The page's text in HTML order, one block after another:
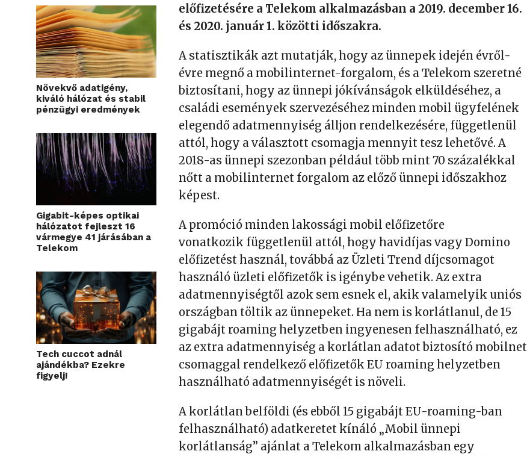
Növekvő adatigény,
kiváló hálózat és stabil
pénzügyi eredmények
Gigabit-képes optikai
hálózatot fejleszt 16
vármegye 41 járásában a
Telekom
Tech cuccot adnál
ajándékba? Ezekre
figyelj!
előfizetésére a Telekom alkalmazásban a 2019. december 16.
és 2020. január 1. közötti időszakra.
A statisztikák azt mutatják, hogy az ünnepek idején évről-
évre megnő a mobilinternet-forgalom, és a Telekom szeretné
biztosítani, hogy az ünnepi jókívánságok elküldéséhez, a
családi események szervezéséhez minden mobil ügyfelének
elegendő adatmennyiség álljon rendelkezésére, függetlenül
attól, hogy a választott csomagja mennyit tesz lehetővé. A
2018-as ünnepi szezonban például több mint 70 százalékkal
nőtt a mobilinternet forgalom az előző ünnepi időszakhoz
képest.
A promóció minden lakossági mobil előfizetőre
vonatkozik függetlenül attól, hogy havidíjas vagy Domino
előfizetést használ, továbbá az Üzleti Trend díjcsomagot
használó üzleti előfizetők is igénybe vehetik. Az extra
adatmennyiségtől azok sem esnek el, akik valamelyik uniós
országban töltik az ünnepeket. Ha nem is korlátlanul, de 15
gigabájt roaming helyzetben ingyenesen felhasználható, ez
az extra adatmennyiség a korlátlan adatot biztosító mobilnet
csomaggal rendelkező előfizetők EU roaming helyzetben
használható adatmennyiségét is növeli.
A korlátlan belföldi (és ebből 15 gigabájt EU-roaming-ban
felhasználható) adatkeretet kínáló „Mobil ünnepi
korlátlanság” ajánlat a Telekom alkalmazásban egy